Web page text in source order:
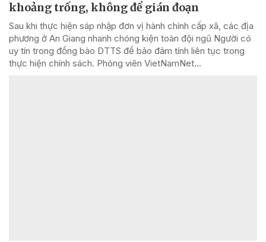
khoảng trống, không để gián đoạn
Sau khi thực hiện sáp nhập đơn vị hành chính cấp xã, các địa
phương ở An Giang nhanh chóng kiện toàn đội ngũ Người có
uy tín trong đồng bào DTTS để bảo đảm tính liên tục trong
thực hiện chính sách. Phóng viên VietNamNet...